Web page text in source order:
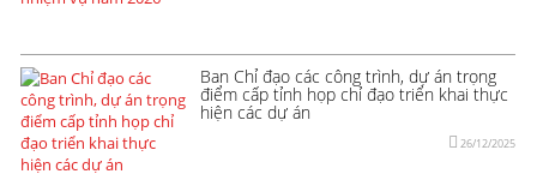
Ban Chỉ đạo các công trình, dự án trọng
điểm cấp tỉnh họp chỉ đạo triển khai thực
hiện các dự án
26/12/2025